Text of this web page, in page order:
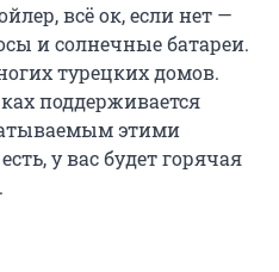
всё ок, если нет —
и солнечные батареи.
турецких домов.
поддерживается
этими
у вас будет горячая